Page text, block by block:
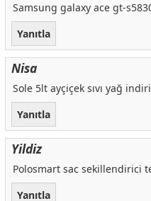
Samsung galaxy ace gt-
Yanıtla
Nisa
Sole 5lt ayçiçek sıvı yağ
Yanıtla
Yildiz
Polosmart sac sekillendirici
Yanıtla